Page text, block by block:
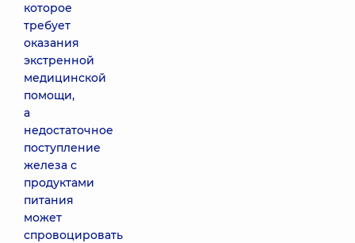
которое
требует
оказания
экстренной
медицинской
помощи,
а
недостаточное
поступление
железа с
продуктами
питания
может
спровоцировать